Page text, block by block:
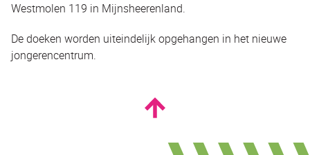
Westmolen 119 in Mijnsheerenland.
De doeken worden uiteindelijk opgehangen in het nieuwe
jongerencentrum.